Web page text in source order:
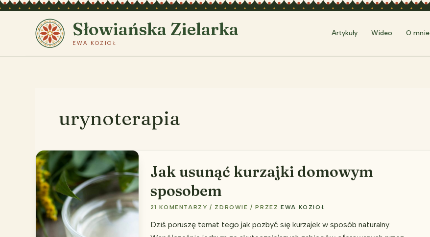
Przejdź
Słowiańska Zielarka
EWA KOZIOŁ
Artykuły Wideo O mnie
urynoterapia
Jak usunąć kurzajki domowym
sposobem
21 KOMENTARZY / ZDROWIE / PRZEZEWA KOZIOŁ
Dziś poruszę temat tego jak pozbyć się kurzajek w sposób naturalny.